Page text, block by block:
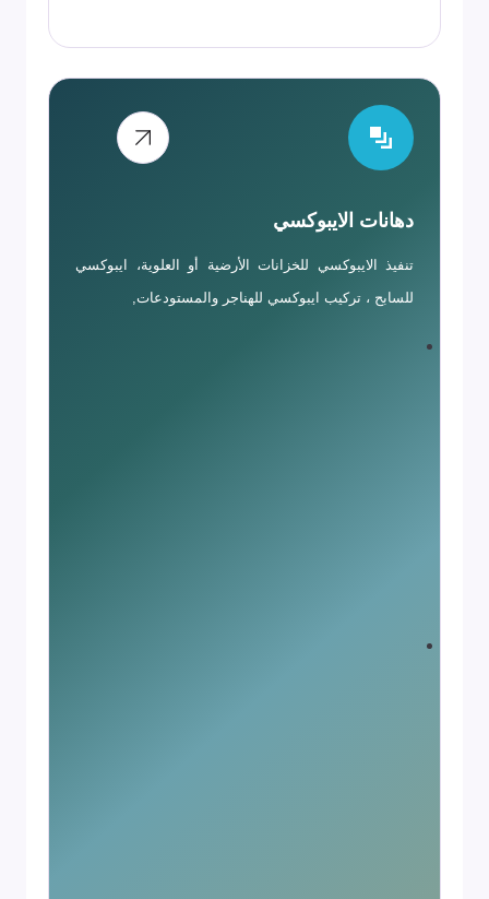
دهانات الايبوكسي
تنفيذ الايبوكسي للخزانات الأرضية أو العلوية، ايبوكسي
للسابح ، تركيب ايبوكسي للهناجر والمستودعات,